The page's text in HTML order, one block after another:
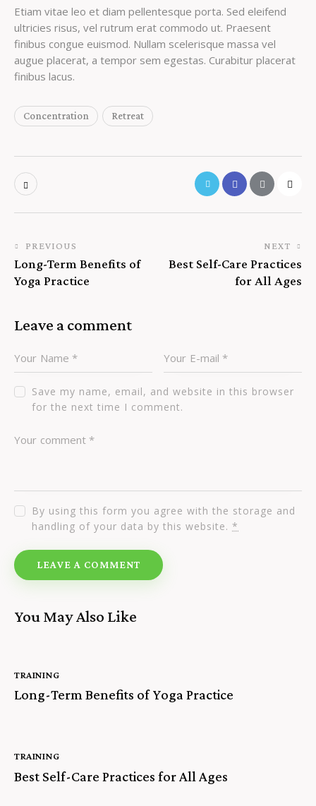
Etiam vitae leo et diam pellentesque porta. Sed eleifend
ultricies risus, vel rutrum erat commodo ut. Praesent
finibus congue euismod. Nullam scelerisque massa vel
augue placerat, a tempor sem egestas. Curabitur placerat
finibus lacus.
Concentration Retreat
PREVIOUS
Long-Term Benefits of
Yoga Practice
NEXT
Best Self-Care Practices
for All Ages
Leave a comment
Save my name, email, and website in this browser
for the next time I comment.
By using this form you agree with the storage and
handling of your data by this website. *
You May Also Like
TRAINING
Long-Term Benefits of Yoga Practice
TRAINING
Best Self-Care Practices for All Ages